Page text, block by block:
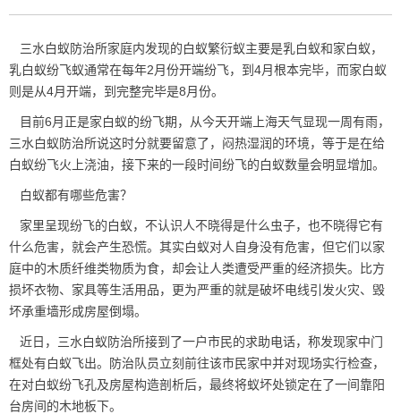
三水白蚁防治所家庭内发现的白蚁繁衍蚁主要是乳白蚁和家白蚁，
乳白蚁纷飞蚁通常在每年2月份开端纷飞，到4月根本完毕，而家白蚁
则是从4月开端，到完整完毕是8月份。
目前6月正是家白蚁的纷飞期，从今天开端上海天气显现一周有雨，
三水白蚁防治所说这时分就要留意了，闷热湿润的环境，等于是在给
白蚁纷飞火上浇油，接下来的一段时间纷飞的白蚁数量会明显增加。
白蚁都有哪些危害？
家里呈现纷飞的白蚁，不认识人不晓得是什么虫子，也不晓得它有
什么危害，就会产生恐慌。其实白蚁对人自身没有危害，但它们以家
庭中的木质纤维类物质为食，却会让人类遭受严重的经济损失。比方
损坏衣物、家具等生活用品，更为严重的就是破坏电线引发火灾、毁
坏承重墙形成房屋倒塌。
近日，三水白蚁防治所接到了一户市民的求助电话，称发现家中门
框处有白蚁飞出。防治队员立刻前往该市民家中并对现场实行检查，
在对白蚁纷飞孔及房屋构造剖析后，最终将蚁坏处锁定在了一间靠阳
台房间的木地板下。